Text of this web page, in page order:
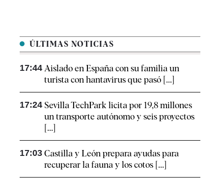
ÚLTIMAS NOTICIAS
17:44 Aislado en España con su familia un
turista con hantavirus que pasó [...]
17:24 Sevilla TechPark licita por 19,8 millones
un transporte autónomo y seis proyectos
[...]
17:03 Castilla y León prepara ayudas para
recuperar la fauna y los cotos [...]